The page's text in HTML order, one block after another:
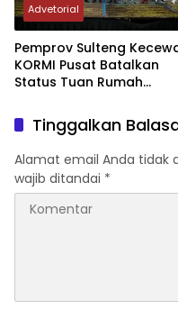
Advetorial
Pemprov Sulteng
KORMI Pusat Batalkan
Status Tuan Rumah
Keputusan Sepihak dan
Tanpa Koordinasi
Tinggalkan
Alamat email Anda tidak
wajib ditandai *